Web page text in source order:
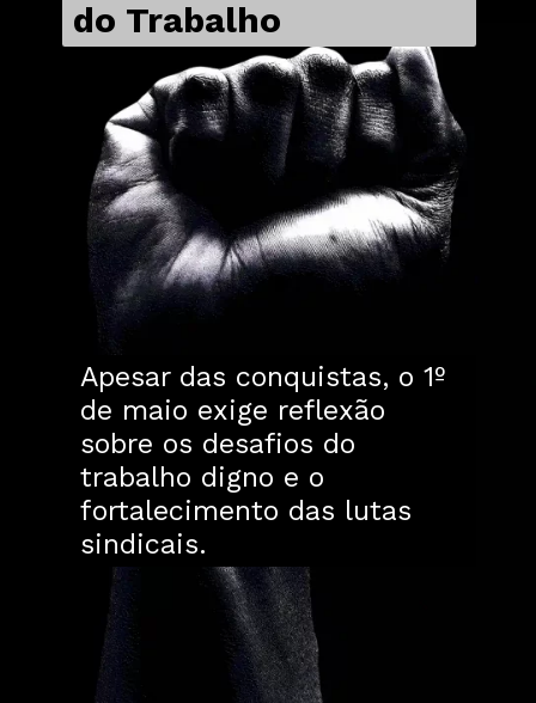
do Trabalho
Apesar das conquistas, o 1º
de maio exige reflexão
sobre os desafios do
trabalho digno e o
fortalecimento das lutas
sindicais.